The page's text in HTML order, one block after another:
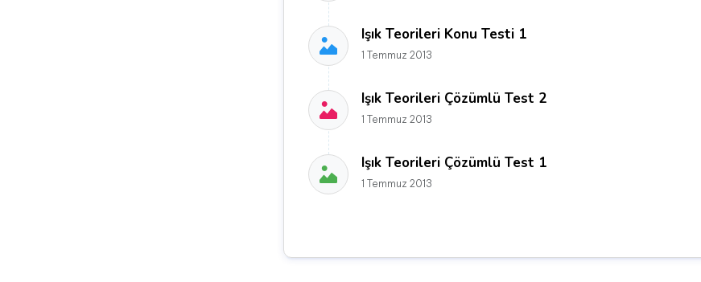
Işık Teorileri Konu Testi 1
1 Temmuz 2013
Işık Teorileri Çözümlü Test 2
1 Temmuz 2013
Işık Teorileri Çözümlü Test 1
1 Temmuz 2013